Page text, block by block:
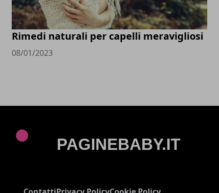
Rimedi naturali per capelli meravigliosi
08/01/2023